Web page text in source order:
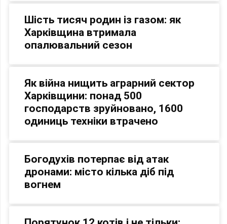
Шість тисяч родин із газом: як
Харківщина втримала
опалювальний сезон
Як війна нищить аграрний сектор
Харківщини: понад 500
господарств зруйновано, 1600
одиниць техніки втрачено
Богодухів потерпає від атак
дронами: місто кілька діб під
вогнем